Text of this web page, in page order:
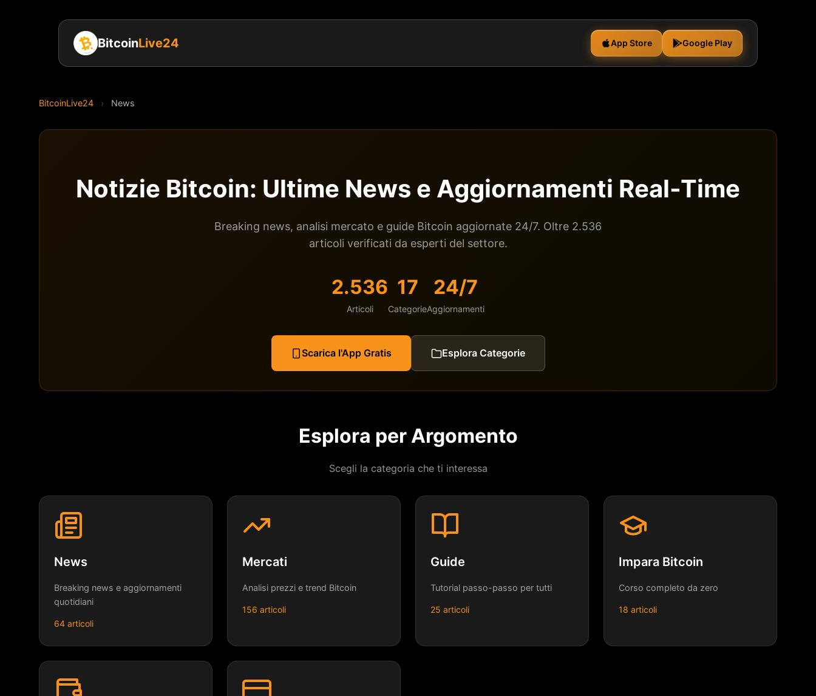
BitcoinLive24 App Store Google Play
BitcoinLive24 › News
Notizie Bitcoin: Ultime News e Aggiornamenti Real-Time
Breaking news, analisi mercato e guide Bitcoin aggiornate 24/7. Oltre 2.536
articoli verificati da esperti del settore.
2.536
Articoli
17
Categorie
24/7
Aggiornamenti
Scarica l'App Gratis Esplora Categorie
Esplora per Argomento
Scegli la categoria che ti interessa
News
Breaking news e aggiornamenti
quotidiani
64 articoli
Mercati
Analisi prezzi e trend Bitcoin
156 articoli
Guide
Tutorial passo-passo per tutti
25 articoli
Impara Bitcoin
Corso completo da zero
18 articoli